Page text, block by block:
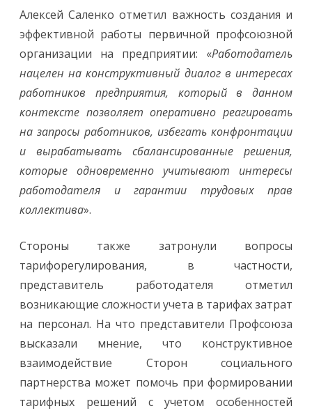
Алексей Саленко отметил важность создания и
эффективной работы первичной профсоюзной
организации на предприятии: «Работодатель
нацелен на конструктивный диалог в интересах
работников предприятия, который в данном
контексте позволяет оперативно реагировать
на запросы работников, избегать конфронтации
и вырабатывать сбалансированные решения,
которые одновременно учитывают интересы
работодателя и гарантии трудовых прав
коллектива».
Стороны также затронули вопросы
тарифорегулирования, в частности,
представитель работодателя отметил
возникающие сложности учета в тарифах затрат
на персонал. На что представители Профсоюза
высказали мнение, что конструктивное
взаимодействие Сторон социального
партнерства может помочь при формировании
тарифных решений с учетом особенностей